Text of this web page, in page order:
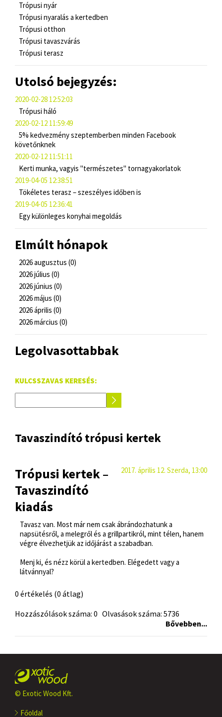
Trópusi nyár
Trópusi nyaralás a kertedben
Trópusi otthon
Trópusi tavaszvárás
Trópusi terasz
Utolsó bejegyzés:
2020-02-28 12:52:03
Trópusi háló
2020-02-12 11:59:49
5% kedvezmény szeptemberben minden Facebook
követőnknek
2020-02-12 11:51:11
Kerti munka, vagyis "természetes" tornagyakorlatok
2019-04-05 12:38:51
Tökéletes terasz – szeszélyes időben is
2019-04-05 12:36:41
Egy különleges konyhai megoldás
Elmúlt hónapok
2026 augusztus (0)
2026 július (0)
2026 június (0)
2026 május (0)
2026 április (0)
2026 március (0)
Legolvasottabbak
KULCSSZAVAS KERESÉS:
Tavaszindító trópusi kertek
Trópusi kertek –
Tavaszindító
kiadás
2017. április 12. Szerda, 13:00
Tavasz van. Most már nem csak ábrándozhatunk a
napsütésről, a melegről és a grillpartikról, mint télen, hanem
végre élvezhetjük az időjárást a szabadban.
Menj ki, és nézz körül a kertedben. Elégedett vagy a
látvánnyal?
0 értékelés (0 átlag)
Hozzászólások száma: 0 Olvasások száma: 5736
Bővebben...
© Exotic Wood Kft.
Főoldal